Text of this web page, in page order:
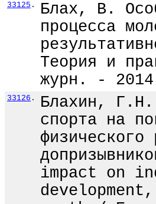
33125 .
Блах, В.
процесса
Теория и
журн. -
33126 .
Блахин, Г.Н.
спорта на
физического
impact on